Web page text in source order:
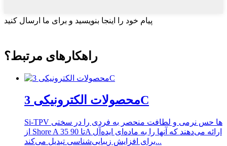
پیام خود را اینجا بنویسید و برای ما ارسال کنید
راهکارهای مرتبط؟
محصولات الکترونیکی 3C
Si-TPV ها حس نرمی و لطافت منحصر به فردی را در سختی
از Shore A 35 تا 90A ارائه می‌دهند که آنها را به ماده‌ای ایده‌آل
برای افزایش زیبایی‌شناسی تبدیل می‌کند...